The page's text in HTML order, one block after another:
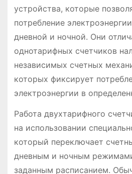
устройства, которые
потребление
дневной и ночной. Они
однотарифных счетчиков
независимых счетных
которых фиксирует
электроэнергии в
Работа двухтарифного
на использовании
который переключает
дневным и ночным
заданным расписанием.